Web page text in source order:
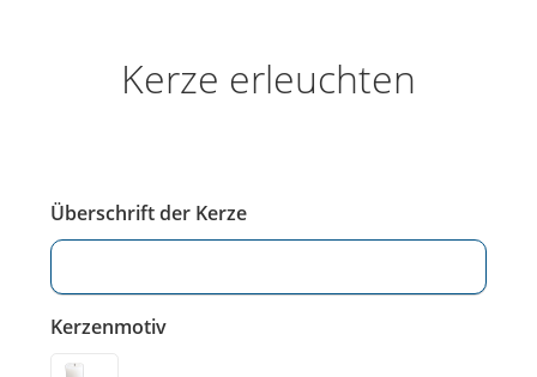
Kerze erleuchten
Überschrift der Kerze
Kerzenmotiv